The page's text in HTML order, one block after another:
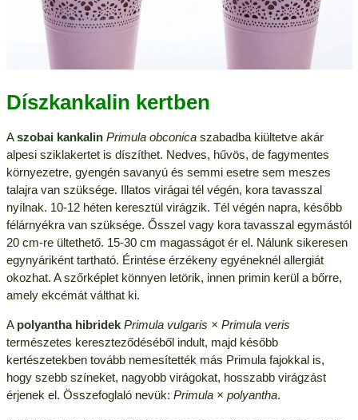
Díszkankalin kertben
Aszobai kankalin Primula obconica szabadba kiültetve akár
alpesi sziklakertet is díszíthet. Nedves, hűvös, de fagymentes
környezetre, gyengén savanyú és semmi esetre sem meszes
talajra van szüksége. Illatos virágai tél végén, kora tavasszal
nyílnak. 10-12 héten keresztül virágzik. Tél végén napra, később
félárnyékra van szüksége. Ősszel vagy kora tavasszal egymástól
20 cm-re ültethető. 15-30 cm magasságot ér el. Nálunk sikeresen
egynyáriként tartható. Érintése érzékeny egyéneknél allergiát
okozhat. A szőrképlet könnyen letörik, innen primin kerül a bőrre,
amely ekcémát válthat ki.
A polyantha hibridek Primula vulgaris × Primula veris
természetes kereszteződéséből indult, majd később
kertészetekben tovább nemesítették más Primula fajokkal is,
hogy szebb színeket, nagyobb virágokat, hosszabb virágzást
érjenek el. Összefoglaló nevük: Primula × polyantha.